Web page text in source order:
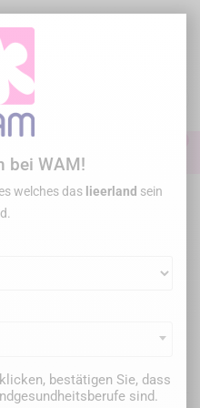
- Tip ED70
ED70
bei WAM!
welches das lieerland sein
bestätigen Sie, dass
sind.